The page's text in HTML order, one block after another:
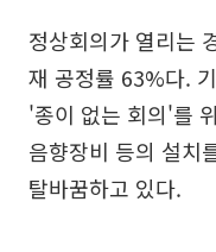
정상회의가 열리는
재 공정률 63%다.
'종이 없는 회의'를
음향장비 등의 설치
탈바꿈하고 있다.